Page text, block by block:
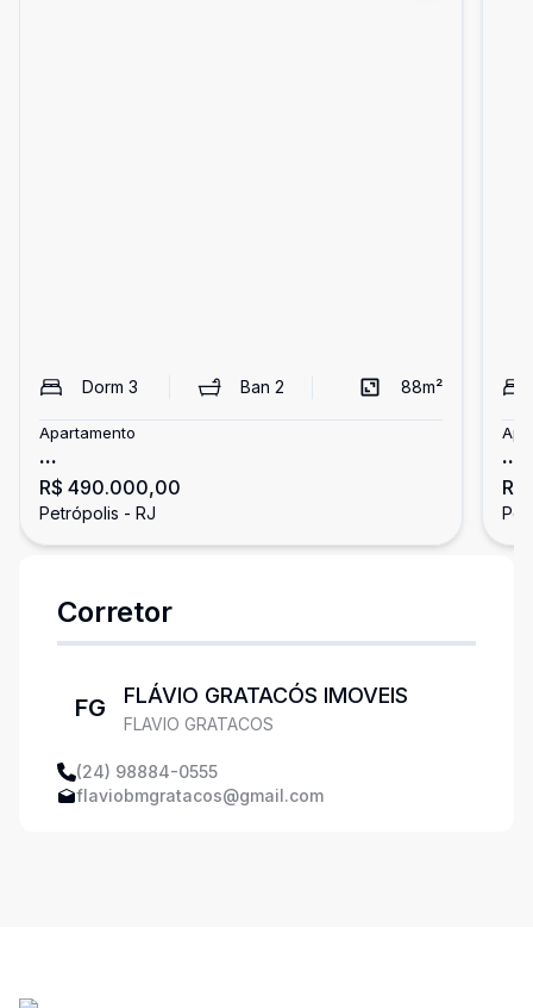
Dorm 3 Ban2 88m²
Apartamento
...
R$ 490.000,00
Petrópolis - RJ
...
Corretor
FG FLÁVIO GRATACÓS IMOVEIS
FLAVIO GRATACOS
(24) 98884-0555
flaviobmgratacos@gmail.com